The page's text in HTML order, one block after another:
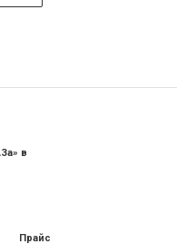
в
Прайс